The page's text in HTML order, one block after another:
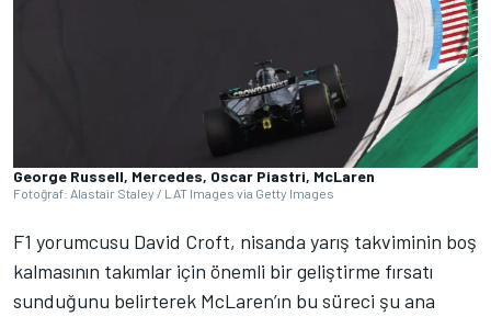
George Russell, Mercedes, Oscar Piastri, McLaren
Fotoğraf: Alastair Staley / LAT Images via Getty Images
F1 yorumcusu David Croft, nisanda yarış takviminin boş
kalmasının takımlar için önemli bir geliştirme fırsatı
sunduğunu belirterek McLaren’ın bu süreci şu ana